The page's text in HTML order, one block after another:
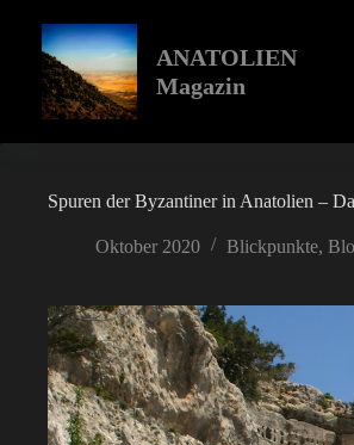
springen
ANATOLIEN
Magazin
Spuren der Byzantiner in Anatolien –
Oktober 2020 Blickpunkte,